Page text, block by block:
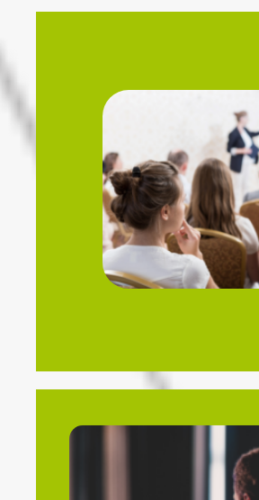
Simposios
Organizamos simposios
creando espacios para el
actualización en los últimos